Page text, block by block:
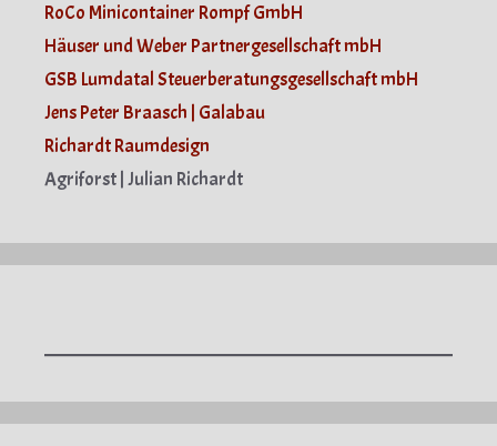
RoCo Minicontainer Rompf GmbH
Häuser und Weber Partnergesellschaft mbH
GSB Lumdatal Steuerberatungsgesellschaft mbH
Jens Peter Braasch | Galabau
Richardt Raumdesign
Agriforst | Julian Richardt